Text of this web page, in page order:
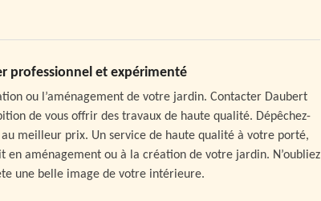
professionnel et expérimenté
ou l’aménagement de votre jardin. Contacter Daubert
de vous offrir des travaux de haute qualité. Dépêchez-
meilleur prix. Un service de haute qualité à votre porté,
en aménagement ou à la création de votre jardin. N’oubliez
une belle image de votre intérieure.